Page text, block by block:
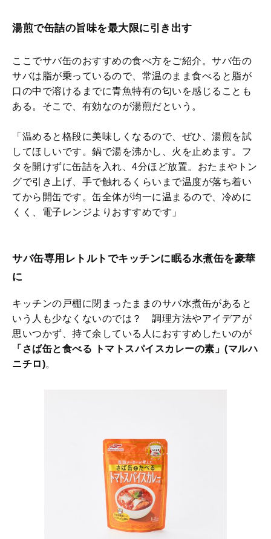
湯煎で缶詰の旨味を最大限に引き出す
ここでサバ缶のおすすめの食べ方をご紹介。サバ缶の
サバは脂が乗っているので、常温のまま食べると脂が
口の中で溶けるまでに青魚特有の匂いを感じることも
ある。そこで、有効なのが湯煎だという。
「温めると格段に美味しくなるので、ぜひ、湯煎を試
してほしいです。鍋で湯を沸かし、火を止めます。フ
タを開けずに缶詰を入れ、4分ほど放置。おたまやトン
グで引き上げ、手で触れるくらいまで温度が落ち着い
てから開缶です。缶全体が均一に温まるので、冷めに
くく、電子レンジよりおすすめです」
サバ缶専用レトルトでキッチンに眠る水煮缶を豪華
に
キッチンの戸棚に閉まったままのサバ水煮缶があると
いう人も少なくないのでは？ 調理方法やアイデアが
思いつかず、持て余している人におすすめしたいのが
「さば缶と食べる トマトスパイスカレーの素」(マルハ
ニチロ)。